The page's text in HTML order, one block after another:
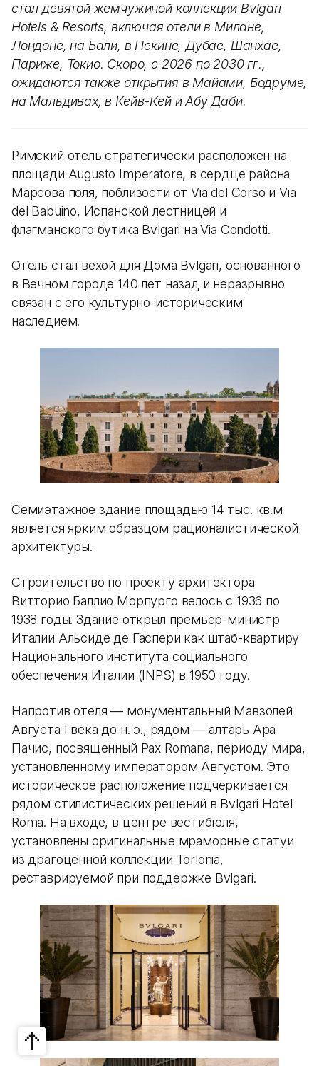
стал девятой жемчужиной коллекции Bvlgari
Hotels & Resorts, включая отели в Милане,
Лондоне, на Бали, в Пекине, Дубае, Шанхае,
Париже, Токио. Скоро, с 2026 по 2030 гг.,
ожидаются также открытия в Майами, Бодруме,
на Мальдивах, в Кейв-Кей и Абу Даби.
Римский отель стратегически расположен на
площади Augusto Imperatore, в сердце района
Марсова поля, поблизости от Via del Corso и Via
del Babuino, Испанской лестницей и
флагманского бутика Bvlgari на Via Condotti.
Отель стал вехой для Дома Bvlgari, основанного
в Вечном городе 140 лет назад и неразрывно
связан с его культурно-историческим
наследием.
Семиэтажное здание площадью 14 тыс. кв.м
является ярким образцом рационалистической
архитектуры.
Строительство по проекту архитектора
Витторио Баллио Морпурго велось с 1936 по
1938 годы. Здание открыл премьер-министр
Италии Альсиде де Гаспери как штаб-квартиру
Национального института социального
обеспечения Италии (INPS) в 1950 году.
Напротив отеля — монументальный Мавзолей
Августа I века до н. э., рядом — алтарь Ара
Пачис, посвященный Pax Romana, периоду мира,
установленному императором Августом. Это
историческое расположение подчеркивается
рядом стилистических решений в Bvlgari Hotel
Roma. На входе, в центре вестибюля,
установлены оригинальные мраморные статуи
из драгоценной коллекции Torlonia,
реставрируемой при поддержке Bvlgari.